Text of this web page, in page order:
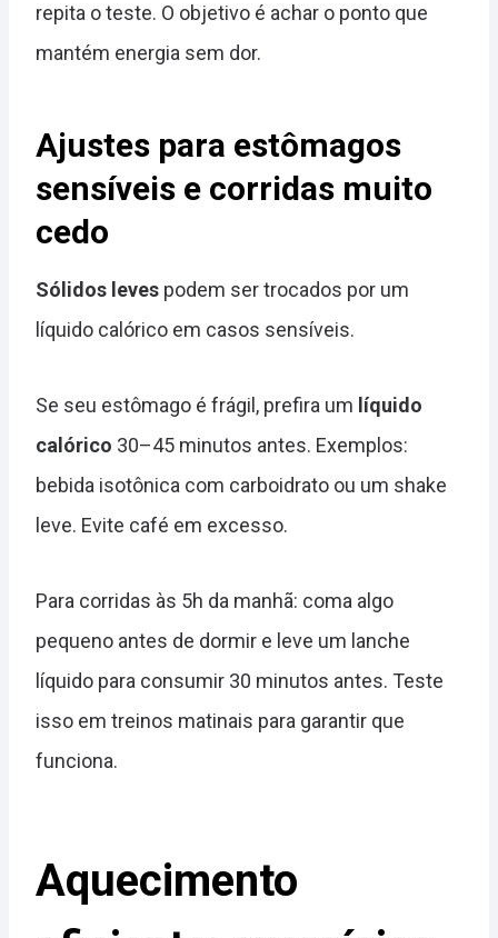
repita o teste. O objetivo é achar o ponto que
mantém energia sem dor.
Ajustes para estômagos
sensíveis e corridas muito
cedo
Sólidos leves podem ser trocados por um
líquido calórico em casos sensíveis.
Se seu estômago é frágil, prefira um líquido
calórico 30–45 minutos antes. Exemplos:
bebida isotônica com carboidrato ou um shake
leve. Evite café em excesso.
Para corridas às 5h da manhã: coma algo
pequeno antes de dormir e leve um lanche
líquido para consumir 30 minutos antes. Teste
isso em treinos matinais para garantir que
funciona.
Aquecimento